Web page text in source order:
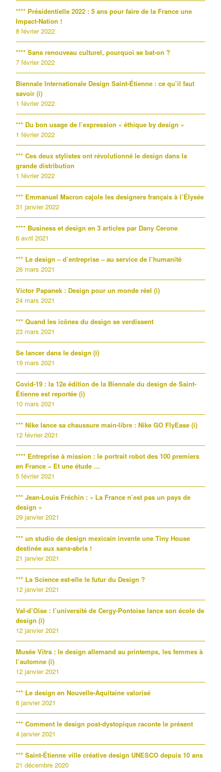
**** Présidentielle 2022 : 5 ans pour faire de la France une
Impact-Nation !
8 février 2022
**** Sans renouveau culturel, pourquoi se bat-on ?
7 février 2022
Biennale Internationale Design Saint-Étienne : ce qu’il faut
savoir (i)
1 février 2022
*** Du bon usage de l’expression « éthique by design »
1 février 2022
*** Ces deux stylistes ont révolutionné le design dans la
grande distribution
1 février 2022
*** Emmanuel Macron cajole les designers français à l’Élysée
31 janvier 2022
**** Business et design en 3 articles par Dany Cerone
6 avril 2021
*** Le design – d’entreprise – au service de l’humanité
26 mars 2021
Victor Papanek : Design pour un monde réel (i)
24 mars 2021
*** Quand les icônes du design se verdissent
23 mars 2021
Se lancer dans le design (i)
19 mars 2021
Covid-19 : la 12e édition de la Biennale du design de Saint-
Étienne est reportée (i)
10 mars 2021
*** Nike lance sa chaussure main-libre : Nike GO FlyEase (i)
12 février 2021
**** Entreprise à mission : le portrait robot des 100 premiers
en France – Et une étude …
5 février 2021
*** Jean-Louis Fréchin : « La France n’est pas un pays de
design »
29 janvier 2021
*** un studio de design mexicain invente une Tiny House
destinée aux sans-abris !
21 janvier 2021
*** La Science est-elle le futur du Design ?
12 janvier 2021
Val-d’Oise : l’université de Cergy-Pontoise lance son école de
design (i)
12 janvier 2021
Musée Vitra : le design allemand au printemps, les femmes à
l’automne (i)
12 janvier 2021
*** Le design en Nouvelle-Aquitaine valorisé
6 janvier 2021
*** Comment le design post-dystopique raconte le présent
4 janvier 2021
*** Saint-Étienne ville créative design UNESCO depuis 10 ans
21 décembre 2020